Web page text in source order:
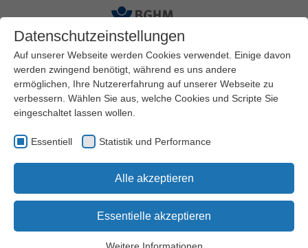
Startseite BGHM Presseservice Pressearchiv
Jetzt anmelden:
Fachveranstaltung
„Licht und Beleuchtung
am Arbeitsplatz“
Datenschutzeinstellungen
Auf unserer Webseite werden Cookies verwendet. Einige davon
werden zwingend benötigt, während es uns andere
ermöglichen, Ihre Nutzererfahrung auf unserer Webseite zu
verbessern. Wählen Sie aus, welche Cookies und Scripte Sie
eingeschaltet lassen wollen.
Essentiell Statistik und Performance
Alle akzeptieren
Essentielle akzeptieren